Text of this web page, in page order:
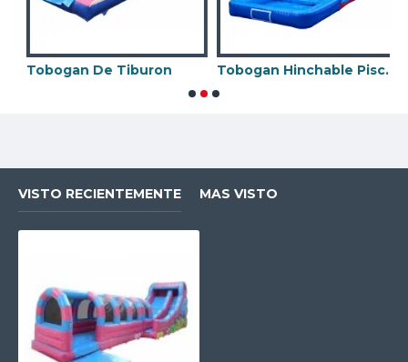
Tobogan De Tiburon Tobogan Hinchable Piscina
VISTO RECIENTEMENTE MAS VISTO